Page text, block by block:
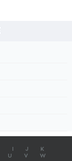
J
K
U V
W